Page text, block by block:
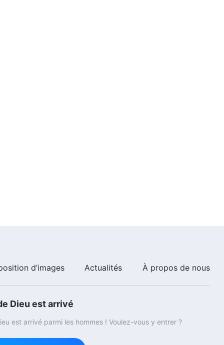
d’images Actualités À propos de nous
Dieu est arrivé
est arrivé parmi les hommes ! Voulez-vous y entrer ?